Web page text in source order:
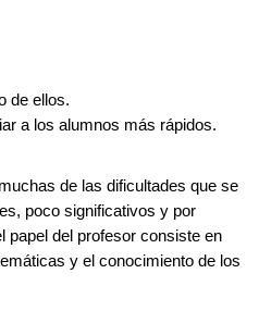
de ellos.
a los alumnos más rápidos.
de las dificultades que se
poco significativos y por
papel del profesor consiste en
y el conocimiento de los